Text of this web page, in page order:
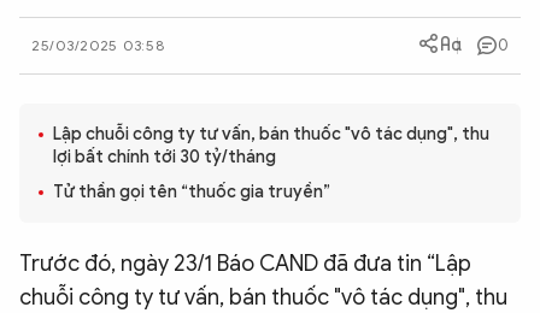
QUỐC TẾ
BẠN ĐỌC & CAND
eMagazine
Podcast
25/03/2025 03:58 0
Lập chuỗi công ty tư vấn, bán thuốc "vô tác dụng", thu
lợi bất chính tới 30 tỷ/tháng
Tử thần gọi tên “thuốc gia truyền”
Trước đó, ngày 23/1 Báo CAND đã đưa tin “Lập
chuỗi công ty tư vấn, bán thuốc "vô tác dụng", thu